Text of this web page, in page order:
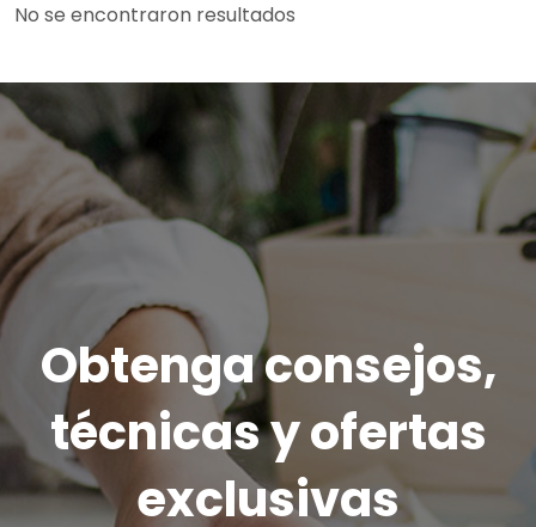
No se encontraron resultados
Obtenga consejos,
técnicas y ofertas
exclusivas